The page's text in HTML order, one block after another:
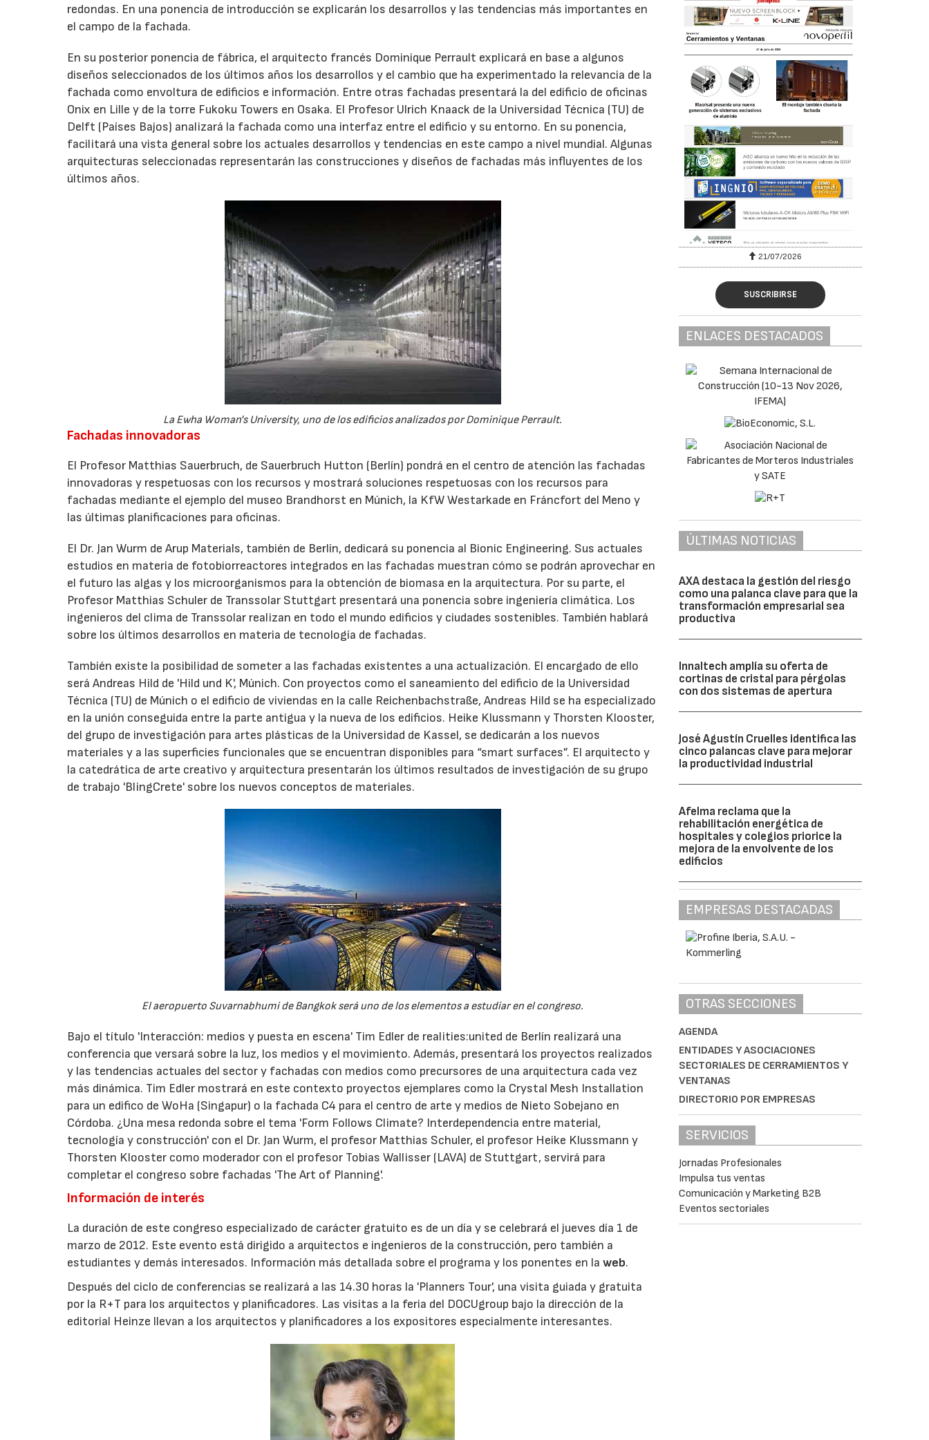
redondas. En una ponencia de introducción se explicarán los desarrollos y las tendencias más importantes en
el campo de la fachada.
En su posterior ponencia de fábrica, el arquitecto francés Dominique Perrault explicará en base a algunos
diseños seleccionados de los últimos años los desarrollos y el cambio que ha experimentado la relevancia de la
fachada como envoltura de edificios e información. Entre otras fachadas presentará la del edificio de oficinas
Onix en Lille y de la torre Fukoku Towers en Osaka. El Profesor Ulrich Knaack de la Universidad Técnica (TU) de
Delft (Países Bajos) analizará la fachada como una interfaz entre el edificio y su entorno. En su ponencia,
facilitará una vista general sobre los actuales desarrollos y tendencias en este campo a nivel mundial. Algunas
arquitecturas seleccionadas representarán las construcciones y diseños de fachadas más influyentes de los
últimos años.
La Ewha Woman's University, uno de los edificios analizados por Dominique Perrault.
Fachadas innovadoras
El Profesor Matthias Sauerbruch, de Sauerbruch Hutton (Berlín) pondrá en el centro de atención las fachadas
innovadoras y respetuosas con los recursos y mostrará soluciones respetuosas con los recursos para
fachadas mediante el ejemplo del museo Brandhorst en Múnich, la KfW Westarkade en Fráncfort del Meno y
las últimas planificaciones para oficinas.
El Dr. Jan Wurm de Arup Materials, también de Berlín, dedicará su ponencia al Bionic Engineering. Sus actuales
estudios en materia de fotobiorreactores integrados en las fachadas muestran cómo se podrán aprovechar en
el futuro las algas y los microorganismos para la obtención de biomasa en la arquitectura. Por su parte, el
Profesor Matthias Schuler de Transsolar Stuttgart presentará una ponencia sobre ingeniería climática. Los
ingenieros del clima de Transsolar realizan en todo el mundo edificios y ciudades sostenibles. También hablará
sobre los últimos desarrollos en materia de tecnología de fachadas.
También existe la posibilidad de someter a las fachadas existentes a una actualización. El encargado de ello
será Andreas Hild de 'Hild und K', Múnich. Con proyectos como el saneamiento del edificio de la Universidad
Técnica (TU) de Múnich o el edificio de viviendas en la calle Reichenbachstraße, Andreas Hild se ha especializado
en la unión conseguida entre la parte antigua y la nueva de los edificios. Heike Klussmann y Thorsten Klooster,
del grupo de investigación para artes plásticas de la Universidad de Kassel, se dedicarán a los nuevos
materiales y a las superficies funcionales que se encuentran disponibles para “smart surfaces”. El arquitecto y
la catedrática de arte creativo y arquitectura presentarán los últimos resultados de investigación de su grupo
de trabajo 'BlingCrete' sobre los nuevos conceptos de materiales.
El aeropuerto Suvarnabhumi de Bangkok será uno de los elementos a estudiar en el congreso.
Bajo el título 'Interacción: medios y puesta en escena' Tim Edler de realities:united de Berlín realizará una
conferencia que versará sobre la luz, los medios y el movimiento. Además, presentará los proyectos realizados
y las tendencias actuales del sector y fachadas con medios como precursores de una arquitectura cada vez
más dinámica. Tim Edler mostrará en este contexto proyectos ejemplares como la Crystal Mesh Installation
para un edifico de WoHa (Singapur) o la fachada C4 para el centro de arte y medios de Nieto Sobejano en
Córdoba. ¿Una mesa redonda sobre el tema 'Form Follows Climate? Interdependencia entre material,
tecnología y construcción' con el Dr. Jan Wurm, el profesor Matthias Schuler, el profesor Heike Klussmann y
Thorsten Klooster como moderador con el profesor Tobias Wallisser (LAVA) de Stuttgart, servirá para
completar el congreso sobre fachadas 'The Art of Planning'.
Información de interés
La duración de este congreso especializado de carácter gratuito es de un día y se celebrará el jueves día 1 de
marzo de 2012. Este evento está dirigido a arquitectos e ingenieros de la construcción, pero también a
estudiantes y demás interesados. Información más detallada sobre el programa y los ponentes en laweb.
Después del ciclo de conferencias se realizará a las 14.30 horas la 'Planners Tour', una visita guiada y gratuita
por la R+T para los arquitectos y planificadores. Las visitas a la feria del DOCUgroup bajo la dirección de la
editorial Heinze llevan a los arquitectos y planificadores a los expositores especialmente interesantes.
21/07/2026 21/07/2026
SUSCRIBIRSE
ENLACES DESTACADOS
ÚLTIMAS NOTICIAS
AXA destaca la gestión del riesgo
como una palanca clave para que la
transformación empresarial sea
productiva
Innaltech amplía su oferta de
cortinas de cristal para pérgolas
con dos sistemas de apertura
José Agustín Cruelles identifica las
cinco palancas clave para mejorar
la productividad industrial
Afelma reclama que la
rehabilitación energética de
hospitales y colegios priorice la
mejora de la envolvente de los
edificios
EMPRESAS DESTACADAS
OTRAS SECCIONES
AGENDA
ENTIDADES Y ASOCIACIONES
SECTORIALES DE CERRAMIENTOS Y
VENTANAS
DIRECTORIO POR EMPRESAS
SERVICIOS
Jornadas Profesionales
Impulsa tus ventas
Comunicación y Marketing B2B
Eventos sectoriales